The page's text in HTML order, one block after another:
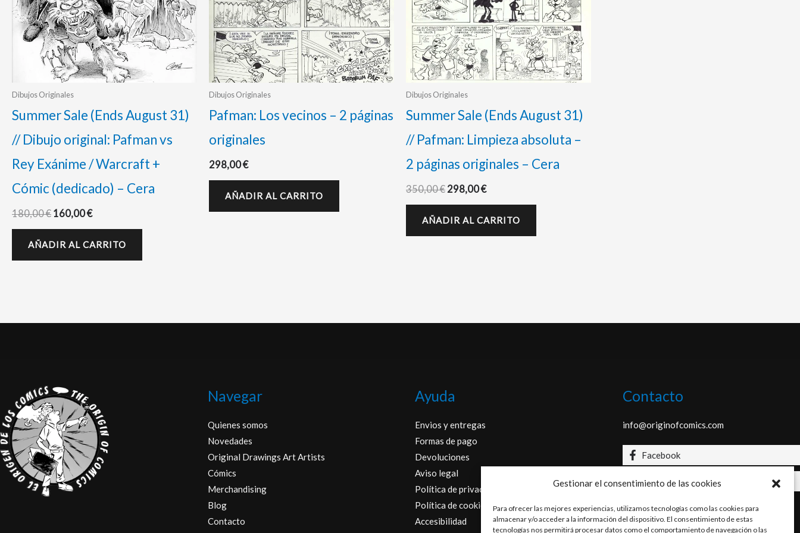
Gestionar el consentimiento de las cookies
Para ofrecer las mejores experiencias, utilizamos tecnologías como las cookies para
almacenar y/o acceder a la información del dispositivo. El consentimiento de estas
tecnologías nos permitirá procesar datos como el comportamiento de navegación o las
Dibujos Originales
Summer Sale (Ends August 31)
// Dibujo original: Pafman vs
Rey Exánime / Warcraft +
Cómic (dedicado) – Cera
180,00€ 160,00€
AÑADIR AL CARRITO
Dibujos Originales
Pafman: Los vecinos – 2 páginas
originales
298,00€
AÑADIR AL CARRITO
Dibujos Originales
Summer Sale (Ends August 31)
// Pafman: Limpieza absoluta –
2 páginas originales – Cera
350,00€ 298,00€
AÑADIR AL CARRITO
Navegar
Quienes somos
Novedades
Original Drawings Art Artists
Cómics
Merchandising
Blog
Contacto
Ayuda
Envios y entregas
Formas de pago
Devoluciones
Aviso legal
Política de privacidad
Política de cookies
Accesibilidad
Contacto
info@originofcomics.com
Facebook
Instagram